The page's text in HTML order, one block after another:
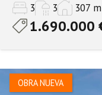
3 3 307 m
1.690.000
OBRA NUEVA